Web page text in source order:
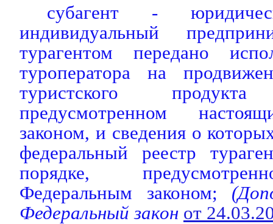
субагент -
индивидуальный
турагентом передано
туроператора на
туристского
предусмотренном
законом, и сведения о
федеральный реестр
порядке,
Федеральным законом;
Федеральный закон от